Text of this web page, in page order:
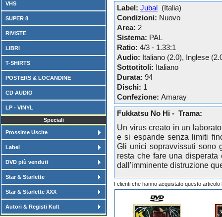
VHS
SUPER 8
RIVISTE
LIBRI
T-SHIRTS
POSTERS & LOCANDINE
CD AUDIO
LP - VINYL
Speciali
Prossime Uscite
Label
DVD più venduti
Star & Starlette
Star & Starlette XXX
Autori & Registi Kult
Label: Jubal
(Italia)
Condizioni: Nuovo
Area: 2
Sistema: PAL
Ratio: 4/3 - 1.33:1
Audio: Italiano (2.0), Inglese
Sottotitoli: Italiano
Durata: 94
Dischi: 1
Confezione: Amaray
Fukkatsu No Hi - Trama:
Un virus creato in un
e si espande senza limiti
Gli unici sopravvissuti sono
resta che fare una
dall'imminente distruzione
I clienti che hanno acquistato questo